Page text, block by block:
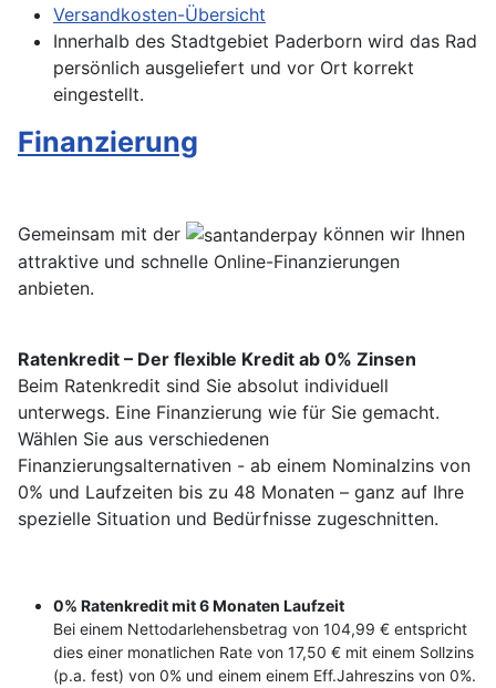
Versandkosten-Übersicht
Innerhalb des Stadtgebiet Paderborn wird das Rad
persönlich ausgeliefert und vor Ort korrekt
eingestellt.
Finanzierung
Gemeinsam mit der
können wir Ihnen
attraktive und schnelle Online-Finanzierungen
anbieten.
Ratenkredit – Der flexible Kredit ab 0% Zinsen
Beim Ratenkredit sind Sie absolut individuell
unterwegs. Eine Finanzierung wie für Sie gemacht.
Wählen Sie aus verschiedenen
Finanzierungsalternativen - ab einem Nominalzins von
0% und Laufzeiten bis zu 48 Monaten – ganz auf Ihre
spezielle Situation und Bedürfnisse zugeschnitten.
0% Ratenkredit mit 6 Monaten Laufzeit
Bei einem Nettodarlehensbetrag von 104,99 € entspricht
dies einer monatlichen Rate von 17,50 € mit einem Sollzins
(p.a. fest) von 0% und einem einem Eff.Jahreszins von 0%.